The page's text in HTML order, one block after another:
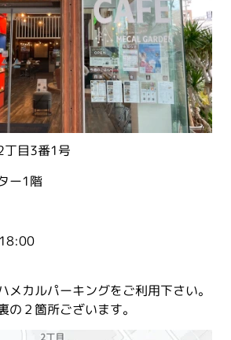
丁目3番1号
ー1階
カルパーキングをご利用下さい。
の２箇所ございます。